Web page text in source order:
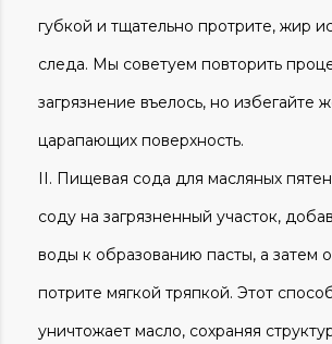
губкой и тщательно протрите, жир
следа. Мы советуем повторить
загрязнение въелось, но избегайте
царапающих поверхность.
Пищевая сода для масляных
соду на загрязненный участок,
воды к образованию пасты, а затем
потрите мягкой тряпкой. Этот
уничтожает масло, сохраняя